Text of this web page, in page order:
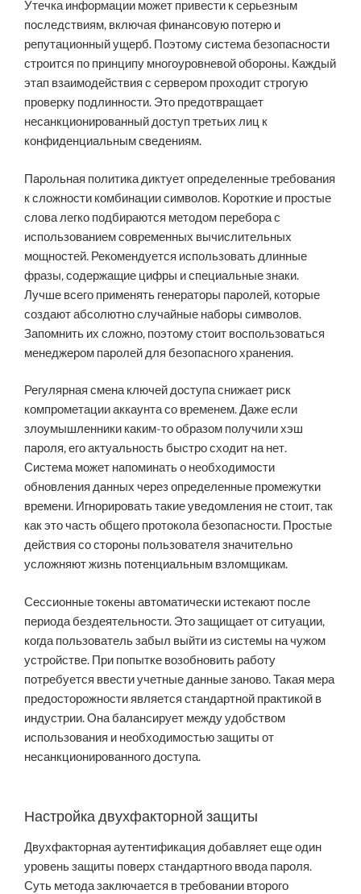
Утечка информации может привести к серьезным
последствиям, включая финансовую потерю и
репутационный ущерб. Поэтому система безопасности
строится по принципу многоуровневой обороны. Каждый
этап взаимодействия с сервером проходит строгую
проверку подлинности. Это предотвращает
несанкционированный доступ третьих лиц к
конфиденциальным сведениям.
Парольная политика диктует определенные требования
к сложности комбинации символов. Короткие и простые
слова легко подбираются методом перебора с
использованием современных вычислительных
мощностей. Рекомендуется использовать длинные
фразы, содержащие цифры и специальные знаки.
Лучше всего применять генераторы паролей, которые
создают абсолютно случайные наборы символов.
Запомнить их сложно, поэтому стоит воспользоваться
менеджером паролей для безопасного хранения.
Регулярная смена ключей доступа снижает риск
компрометации аккаунта со временем. Даже если
злоумышленники каким-то образом получили хэш
пароля, его актуальность быстро сходит на нет.
Система может напоминать о необходимости
обновления данных через определенные промежутки
времени. Игнорировать такие уведомления не стоит, так
как это часть общего протокола безопасности. Простые
действия со стороны пользователя значительно
усложняют жизнь потенциальным взломщикам.
Сессионные токены автоматически истекают после
периода бездеятельности. Это защищает от ситуации,
когда пользователь забыл выйти из системы на чужом
устройстве. При попытке возобновить работу
потребуется ввести учетные данные заново. Такая мера
предосторожности является стандартной практикой в
индустрии. Она балансирует между удобством
использования и необходимостью защиты от
несанкционированного доступа.
Настройка двухфакторной защиты
Двухфакторная аутентификация добавляет еще один
уровень защиты поверх стандартного ввода пароля.
Суть метода заключается в требовании второго